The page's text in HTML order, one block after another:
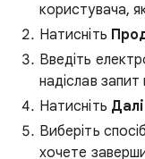
користувача,
Натисніть
Введіть
надіслав
Натисніть Далі
Виберіть
хочете